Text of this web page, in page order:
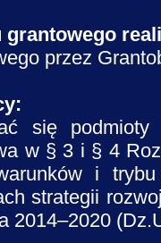
przez
się podmioty
w § 3 i § 4
i
strategii
2014–2020